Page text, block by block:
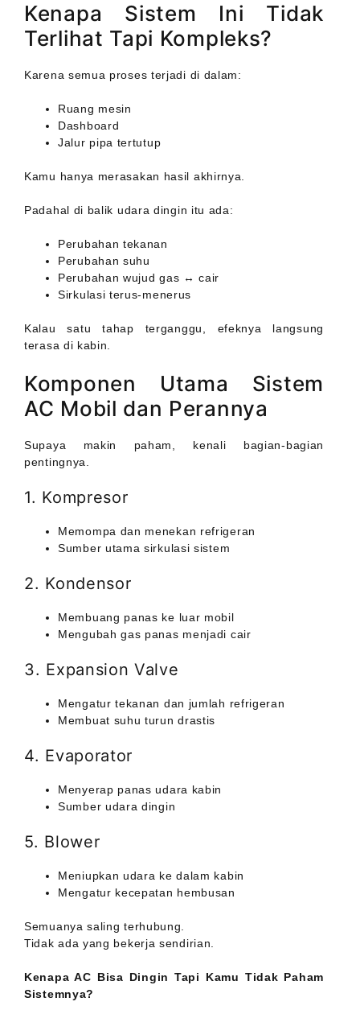
Kenapa Sistem Ini Tidak
Terlihat Tapi Kompleks?
Karena semua proses terjadi di dalam:
Ruang mesin
Dashboard
Jalur pipa tertutup
Kamu hanya merasakan hasil akhirnya.
Padahal di balik udara dingin itu ada:
Perubahan tekanan
Perubahan suhu
Perubahan wujud gas ↔ cair
Sirkulasi terus-menerus
Kalau satu tahap terganggu, efeknya langsung
terasa di kabin.
Komponen Utama Sistem
AC Mobil dan Perannya
Supaya makin paham, kenali bagian-bagian
pentingnya.
1. Kompresor
Memompa dan menekan refrigeran
Sumber utama sirkulasi sistem
2. Kondensor
Membuang panas ke luar mobil
Mengubah gas panas menjadi cair
3. Expansion Valve
Mengatur tekanan dan jumlah refrigeran
Membuat suhu turun drastis
4. Evaporator
Menyerap panas udara kabin
Sumber udara dingin
5. Blower
Meniupkan udara ke dalam kabin
Mengatur kecepatan hembusan
Semuanya saling terhubung.
Tidak ada yang bekerja sendirian.
Kenapa AC Bisa Dingin Tapi Kamu Tidak Paham
Sistemnya?